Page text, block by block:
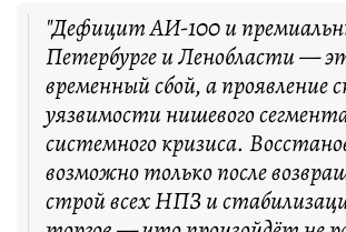
"Дефицит АИ-100 и
Петербурге и Ленобласти —
временный сбой, а проявление
уязвимости нишевого
системного кризиса.
возможно только после
строй всех НПЗ и